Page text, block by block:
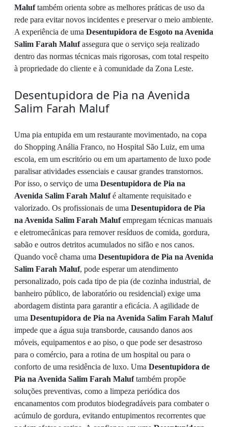
Maluftambém orienta sobre as melhores práticas de uso da
rede para evitar novos incidentes e preservar o meio ambiente.
A experiência de uma Desentupidora de Esgoto na Avenida
Salim Farah Malufassegura que o serviço seja realizado
dentro das normas técnicas mais rigorosas, com total respeito
à propriedade do cliente e à comunidade da Zona Leste.
Desentupidora de Pia na Avenida
Salim Farah Maluf
Uma pia entupida em um restaurante movimentado, na copa
do Shopping Anália Franco, no Hospital São Luiz, em uma
escola, em um escritório ou em um apartamento de luxo pode
paralisar atividades essenciais e causar grandes transtornos.
Por isso, o serviço de uma Desentupidora de Pia na
Avenida Salim Farah Malufé altamente requisitado e
valorizado. Os profissionais de uma Desentupidora de Pia
na Avenida Salim Farah Malufempregam técnicas manuais
e eletromecânicas para remover resíduos de comida, gordura,
sabão e outros detritos acumulados no sifão e nos canos.
Quando você chama uma Desentupidora de Pia na Avenida
Salim Farah Maluf, pode esperar um atendimento
personalizado, pois cada tipo de pia (de cozinha industrial, de
banheiro público, de laboratório ou residencial) exige uma
abordagem distinta para garantir a eficácia. A agilidade de
uma Desentupidora de Pia na Avenida Salim Farah Maluf
impede que a água suja transborde, causando danos aos
móveis, equipamentos e ao piso, o que pode ser desastroso
para o comércio, para a rotina de um hospital ou para o
conforto de uma residência de luxo. Uma Desentupidora de
Pia na Avenida Salim Farah Maluftambém propõe
soluções preventivas, como a limpeza periódica dos
encanamentos com produtos biodegradáveis para combater o
acúmulo de gordura, evitando entupimentos recorrentes que